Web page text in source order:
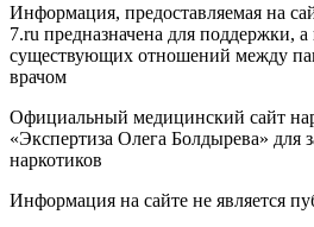
Информация, предоставляемая на
7.ru предназначена для поддержки,
существующих отношений между
врачом
Официальный медицинский сайт
«Экспертиза Олега Болдырева» для
наркотиков
Информация на сайте не является